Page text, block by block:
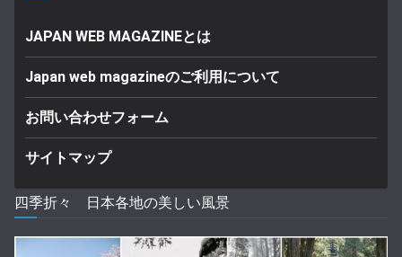
JAPAN WEB MAGAZINEとは
Japan web magazineのご利用について
お問い合わせフォーム
サイトマップ
四季折々 日本各地の美しい風景